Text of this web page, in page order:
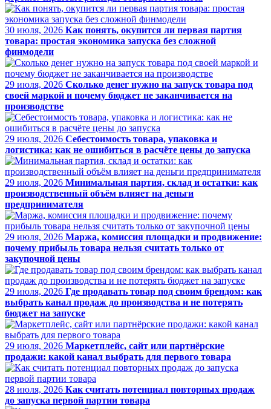
30 июля, 2026 Как понять, окупится ли первая партия
товара: простая экономика запуска без сложной
финмодели
29 июля, 2026 Сколько денег нужно на запуск товара под
своей маркой и почему бюджет не заканчивается на
производстве
29 июля, 2026 Себестоимость товара, упаковка и
логистика: как не ошибиться в расчёте цены до запуска
29 июля, 2026 Минимальная партия, склад и остатки: как
производственный объём влияет на деньги
предпринимателя
29 июля, 2026 Маржа, комиссия площадки и продвижение:
почему прибыль товара нельзя считать только от
закупочной цены
29 июля, 2026 Где продавать товар под своим брендом: как
выбрать канал продаж до производства и не потерять
бюджет на запуске
29 июля, 2026 Маркетплейс, сайт или партнёрские
продажи: какой канал выбрать для первого товара
28 июля, 2026 Как считать потенциал повторных продаж
до запуска первой партии товара